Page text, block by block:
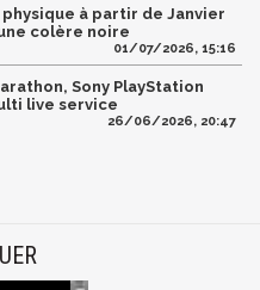
à partir de Janvier
colère noire
01/07/2026, 15:16
Sony PlayStation
live service
26/06/2026, 20:47